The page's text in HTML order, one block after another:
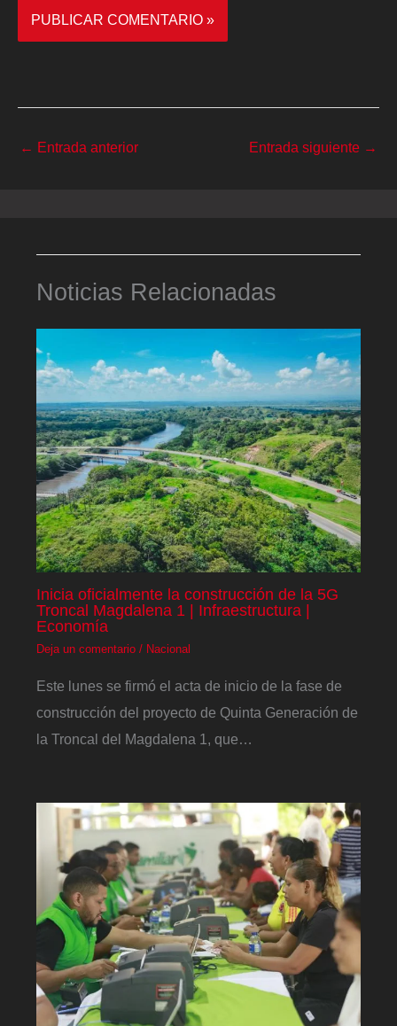
← Entrada anterior Entrada siguiente →
Noticias Relacionadas
Inicia oficialmente la construcción de la 5G
Troncal Magdalena 1 | Infraestructura |
Economía
Deja un comentario / Nacional
Este lunes se firmó el acta de inicio de la fase de
construcción del proyecto de Quinta Generación de
la Troncal del Magdalena 1, que…